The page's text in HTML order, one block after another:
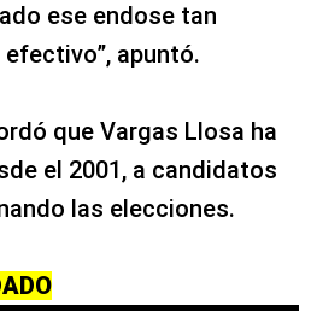
ese endose tan
apuntó.
que Vargas Llosa ha
el 2001, a candidatos
las elecciones.